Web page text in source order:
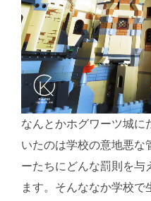
なんとかホグワーツ城に
いたのは学校の意地悪な
ーたちにどんな罰則を与
ます。そんななか学校